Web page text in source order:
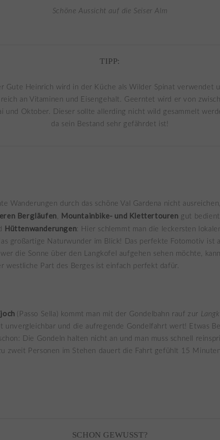
Schöne Aussicht auf die Seiser Alm
TIPP:
Gute Heinrich wird in der Küche als Wilder Spinat verwendet
an Vitaminen und Eisengehalt. Geerntet wird er von
und Oktober. Dieser sollte allerding nicht wild gesammelt
da sein Bestand sehr gefährdet ist!
Wanderungen durch das schöne Val Gardena nicht
Bergläufen, Mountainbike- und Klettertouren gut
Hüttenwanderungen: Hier schlemmt man die leckersten
großartige Naturwunder im Blick! Das perfekte Fotomotiv ist
die Sonne über den Langkofel aufgehen sehen möchte,
westliche Part des Berges ist einfach perfekt dafür.
(Passo Sella) kommt man mit der Gondelbahn rauf zur
unvergleichbar und die aufregende Gondelfahrt wert! Etwas
Die Gondeln halten nicht an und man muss schnell
zweit Personen im Stehen dauert die Fahrt gefühlt 15
SCHON GEWUSST?